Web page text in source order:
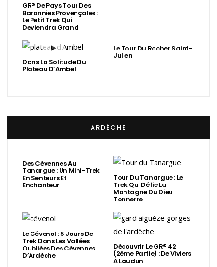
GR® De Pays Tour Des
Baronnies Provençales :
Le Petit Trek Qui
Deviendra Grand
Dans La Solitude Du
Plateau D’Ambel
Le Tour Du Rocher Saint-
Julien
ARDÈCHE
Des Cévennes Au
Tanargue : Un Mini-Trek
En Senteurs Et
Enchanteur
Tour Du Tanargue : Le
Trek Qui Défie La
Montagne Du Dieu
Tonnerre
Le Cévenol : 5 Jours De
Trek Dans Les Vallées
Oubliées Des Cévennes
D’Ardèche
Découvrir Le GR® 42
(2ème Partie) : De Viviers
À Laudun